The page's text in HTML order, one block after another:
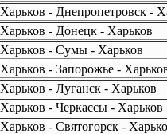
Харьков - Днепропетровск -
Харьков - Донецк - Харьков
Харьков - Сумы - Харьков
Харьков - Запорожье -
Харьков - Луганск - Харьков
Харьков - Черкассы - Харьков
Харьков - Святогорск -